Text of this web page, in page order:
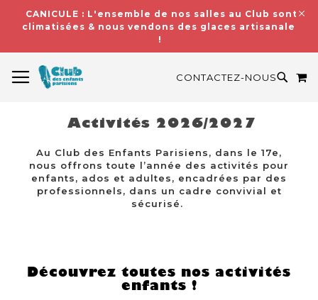
CANICULE : L'ensemble de nos salles au Club sont
climatisées & nous vendons des glaces artisanales
!
CONTACTEZ-NOUS
Activités 2026/2027
Au Club des Enfants Parisiens, dans le 17e,
nous offrons toute l’année des activités pour
enfants, ados et adultes, encadrées par des
professionnels, dans un cadre convivial et
sécurisé.
Découvrez toutes nos activités
enfants !